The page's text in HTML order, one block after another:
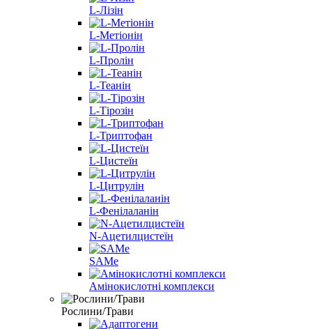
L-Лізін
L-Метіонін
L-Пролін
L-Теанін
L-Тірозін
L-Триптофан
L-Цистеїн
L-Цитрулін
L-Фенілаланін
N-Ацетилцистеїн
SAMe
Амінокислотні комплекси
Рослини/Трави